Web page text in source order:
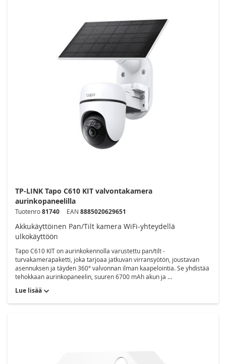
TP-LINK Tapo C610 KIT valvontakamera
aurinkopaneelilla
Tuotenro81740 EAN 8885020629651
Akkukäyttöinen Pan/Tilt kamera WiFi-yhteydellä
ulkokäyttöön
Tapo C610 KIT on aurinkokennolla varustettu pan/tilt -
turvakamerapaketti, joka tarjoaa jatkuvan virransyötön, joustavan
asennuksen ja täyden 360° valvonnan ilman kaapelointia. Se yhdistää
tehokkaan aurinkopaneelin, suuren 6700 mAh akun ja ...
Lue lisää